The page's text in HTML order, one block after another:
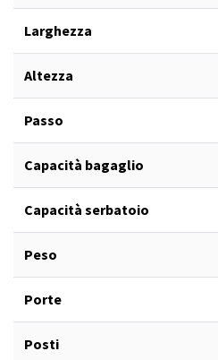
Larghezza
Altezza
Passo
Capacità bagaglio
Capacità serbatoio
Peso
Porte
Posti